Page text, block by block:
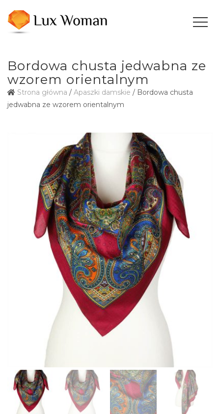
Bordowa chusta jedwabna ze
wzorem orientalnym
Strona główna / Apaszki damskie / Bordowa chusta
jedwabna ze wzorem orientalnym